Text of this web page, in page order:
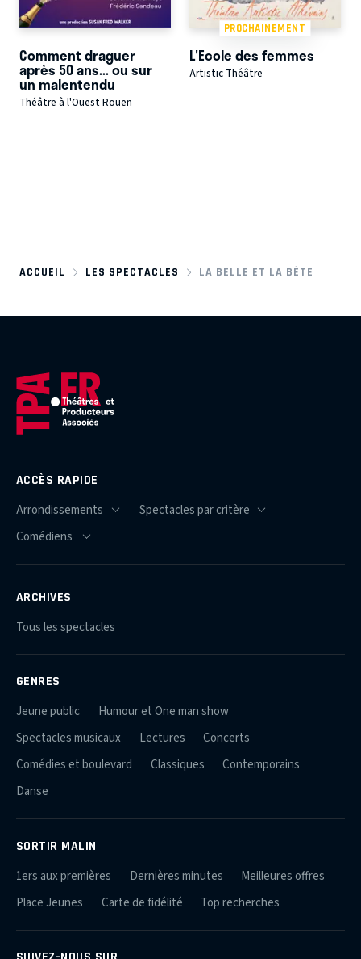
Comment draguer
après 50 ans... ou sur
un malentendu
Théâtre à l'Ouest Rouen
PROCHAINEMENT
L'Ecole des femmes
Artistic Théâtre
ACCUEIL LES SPECTACLES LA BELLE ET LA BÊTE
ACCÈS RAPIDE
ARCHIVES
Tous les spectacles
GENRES
Jeune public
Humour et One man show
Spectacles musicaux
Lectures
Concerts
Comédies et boulevard
Classiques
Contemporains
Danse
SORTIR MALIN
1ers aux premières Dernières minutes
Meilleures offres
Place Jeunes
Carte de fidélité Top recherches